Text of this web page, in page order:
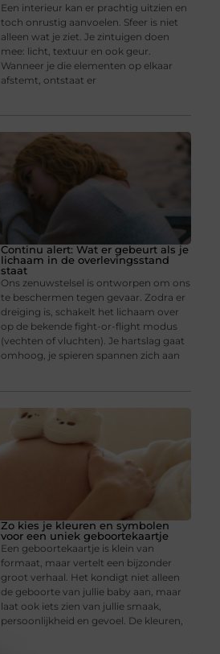
Een interieur kan er prachtig uitzien en
toch onrustig aanvoelen. Sfeer is niet
alleen wat je ziet. Je zintuigen doen
mee: licht, textuur en ook geur.
Wanneer je die elementen op elkaar
afstemt, ontstaat er
Continu alert: Wat er gebeurt als je
lichaam in de overlevingsstand
staat
Ons zenuwstelsel is ontworpen om ons
te beschermen tegen gevaar. Zodra er
dreiging is, schakelt het lichaam over
op de bekende fight-or-flight modus
(vechten of vluchten). Je hartslag gaat
omhoog, je spieren spannen zich aan
Zo kies je kleuren en symbolen
voor een uniek geboortekaartje
Een geboortekaartje is klein van
formaat, maar vertelt een bijzonder
groot verhaal. Het kondigt niet alleen
de geboorte van jullie baby aan, maar
laat ook iets zien van jullie smaak,
persoonlijkheid en gevoel. De kleuren,